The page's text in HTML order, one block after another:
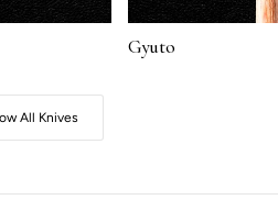
Gyuto
All Knives